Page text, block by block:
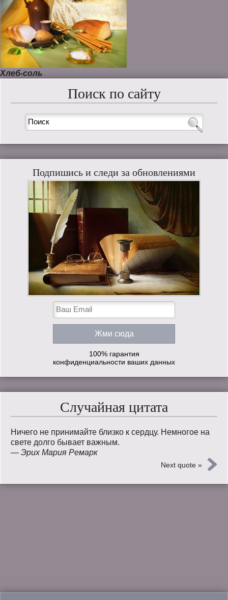
Хлеб-соль
Поиск по сайту
Подпишись и следи за обновлениями
100% гарантия
конфиденциальности ваших данных
Случайная цитата
Ничего не принимайте близко к сердцу. Немногое на
свете долго бывает важным.
— Эрих Мария Ремарк
Next quote »